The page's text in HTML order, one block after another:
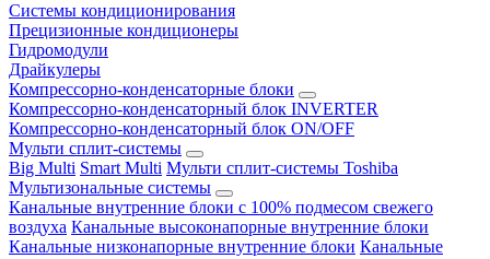
Системы кондиционирования
Прецизионные кондиционеры
Гидромодули
Драйкулеры
Компрессорно-конденсаторные блоки
Компрессорно-конденсаторный блок INVERTER
Компрессорно-конденсаторный блок ON/OFF
Мульти сплит-системы
Big Multi Smart Multi Мульти сплит-системы Toshiba
Мультизональные системы
Канальные внутренние блоки с 100% подмесом свежего
воздуха Канальные высоконапорные внутренние блоки
Канальные низконапорные внутренние блоки Канальные